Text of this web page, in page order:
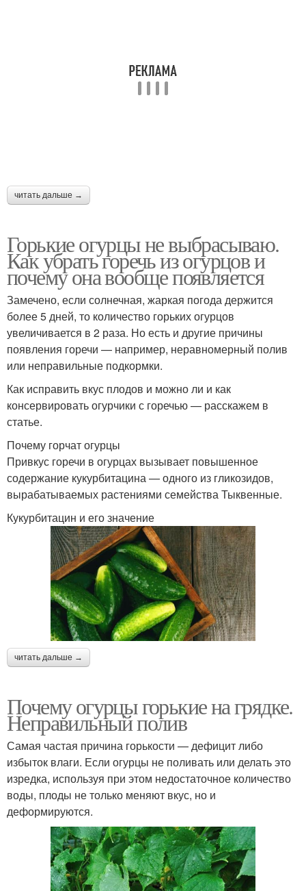
читать дальше →
Горькие огурцы не выбрасываю.
Как убрать горечь из огурцов и
почему она вообще появляется
Замечено, если солнечная, жаркая погода держится
более 5 дней, то количество горьких огурцов
увеличивается в 2 раза. Но есть и другие причины
появления горечи — например, неравномерный полив
или неправильные подкормки.
Как исправить вкус плодов и можно ли и как
консервировать огурчики с горечью — расскажем в
статье.
Почему горчат огурцы
Привкус горечи в огурцах вызывает повышенное
содержание кукурбитацина — одного из гликозидов,
вырабатываемых растениями семейства Тыквенные.
Кукурбитацин и его значение
читать дальше →
Почему огурцы горькие на грядке.
Неправильный полив
Самая частая причина горькости — дефицит либо
избыток влаги. Если огурцы не поливать или делать это
изредка, используя при этом недостаточное количество
воды, плоды не только меняют вкус, но и
деформируются.